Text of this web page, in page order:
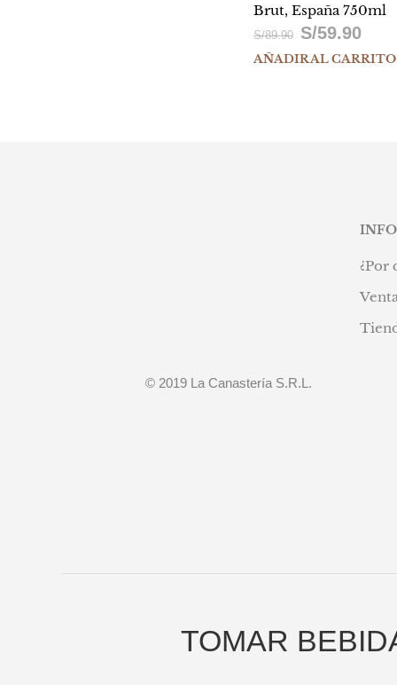
Brut, España 750ml
S/89.90 El
precio
S/59.90El
precio
AÑADIR AL CARRITO
© 2019 La Canastería S.R.L.
¿Por
TOMAR